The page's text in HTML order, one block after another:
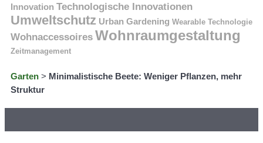
Innovation Technologische Innovationen
Umweltschutz Urban Gardening Wearable Technologie
Wohnaccessoires Wohnraumgestaltung
Zeitmanagement
Garten > Minimalistische Beete: Weniger Pflanzen, mehr
Struktur